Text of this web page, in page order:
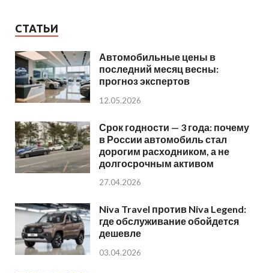
СТАТЬИ
Автомобильные цены в
последний месяц весны:
прогноз экспертов
12.05.2026
Срок годности — 3 года: почему
в России автомобиль стал
дорогим расходником, а не
долгосрочным активом
27.04.2026
Niva Travel против Niva Legend:
где обслуживание обойдется
дешевле
03.04.2026